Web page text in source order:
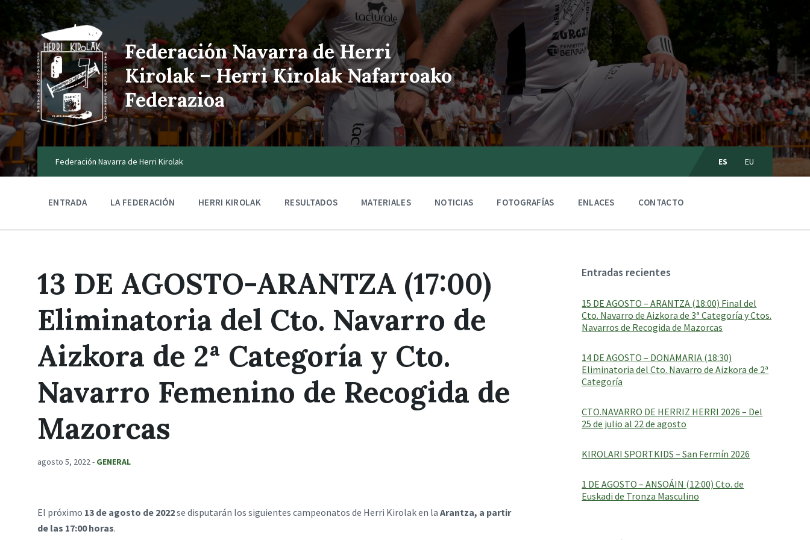
Federación Navarra de Herri
Kirolak – Herri Kirolak Nafarroako
Federazioa
Federación Navarra de Herri Kirolak
o
a
:
ES EU
ENTRADA LA FEDERACIÓN HERRI KIROLAK RESULTADOS MATERIALES NOTICIAS FOTOGRAFÍAS ENLACES CONTACTO
13 DE AGOSTO-ARANTZA (17:00)
Eliminatoria del Cto. Navarro de
Aizkora de 2ª Categoría y Cto.
Navarro Femenino de Recogida de
Mazorcas
agosto 5, 2022- GENERAL
El próximo 13 de agosto de 2022se disputarán los siguientes campeonatos de Herri Kirolak en la Arantza, a partir
de las 17:00 horas.
Entradas recientes
15 DE AGOSTO – ARANTZA (18:00) Final del
Cto. Navarro de Aizkora de 3ª Categoría y Ctos.
Navarros de Recogida de Mazorcas
14 DE AGOSTO – DONAMARIA (18:30)
Eliminatoria del Cto. Navarro de Aizkora de 2ª
Categoría
CTO.NAVARRO DE HERRIZ HERRI 2026 – Del
25 de julio al 22 de agosto
KIROLARI SPORTKIDS – San Fermín 2026
1 DE AGOSTO – ANSOÁIN (12:00) Cto. de
Euskadi de Tronza Masculino